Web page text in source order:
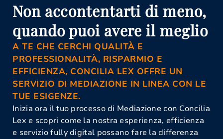
Agropoli
Mediazione Obbligatoria Agropoli
Organismo Di Mediazione Agropoli
Non accontentarti di meno,
quando puoi avere il meglio
A TE CHE CERCHI QUALITÀ E
PROFESSIONALITÀ, RISPARMIO E
EFFICIENZA, CONCILIA LEX OFFRE UN
SERVIZIO DI MEDIAZIONE IN LINEA CON LE
TUE ESIGENZE.
Inizia ora il tuo processo di Mediazione con Concilia
Lex e scopri come la nostra esperienza, efficienza
e servizio fully digital possano fare la differenza